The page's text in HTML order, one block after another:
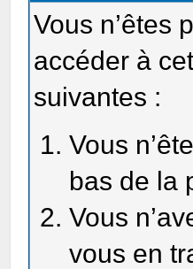
Vous n’êtes
accéder à
suivantes :
Vous
bas de la
Vous
vous en